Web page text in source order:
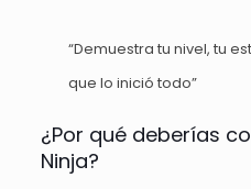
“Demuestra tu nivel, tu
que lo inició todo”
¿Por qué deberías
Ninja?